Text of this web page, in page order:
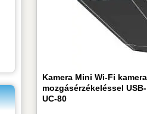
Kamera Mini Wi-Fi kamera
mozgásérzékeléssel
UC-80